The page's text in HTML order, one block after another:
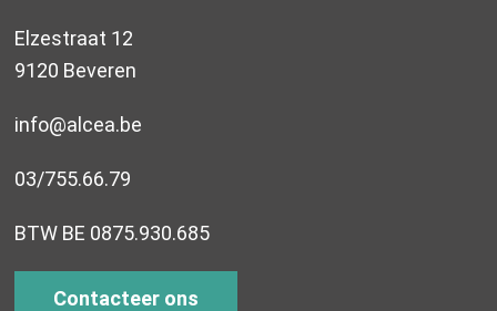
Elzestraat 12
9120 Beveren
info@alcea.be
03/755.66.79
BTW BE 0875.930.685
Contacteer ons